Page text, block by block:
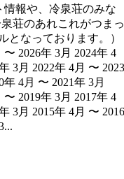
報や、冷泉荘のみな
荘のあれこれがつまっ
となっております。）
2026年 3月 2024年 4
3月 2022年 4月 〜 2023
4月 〜 2021年 3月
2019年 3月 2017年 4
3月 2015年 4月 〜 2016